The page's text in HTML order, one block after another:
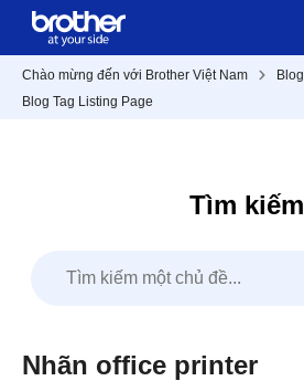
Chào mừng đến với Brother Việt Nam
Blog
Blog Tag Listing Page
Tìm kiếm
Nhãn office printer